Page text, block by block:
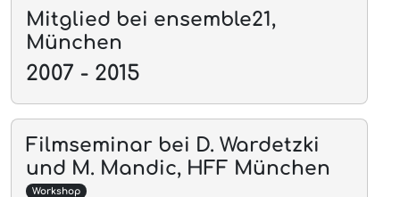
Mitglied bei ensemble21,
München
2007 - 2015
Filmseminar bei D. Wardetzki
und M. Mandic, HFF München
Workshop